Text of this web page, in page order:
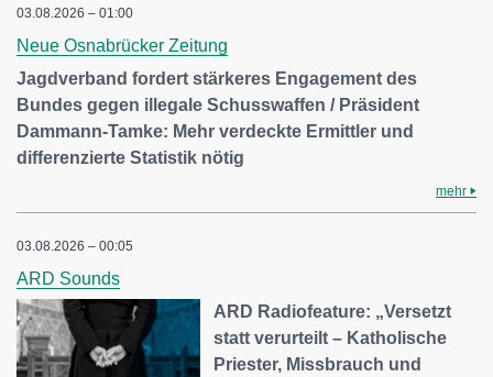
03.08.2026 – 01:00
Neue Osnabrücker Zeitung
Jagdverband fordert stärkeres Engagement des
Bundes gegen illegale Schusswaffen / Präsident
Dammann-Tamke: Mehr verdeckte Ermittler und
differenzierte Statistik nötig
mehr
03.08.2026 – 00:05
ARD Sounds
ARD Radiofeature: „Versetzt
statt verurteilt – Katholische
Priester, Missbrauch und